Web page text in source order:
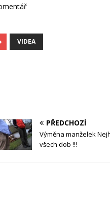
VIDEA
PŘEDCHOZÍ
Výměna manželek
všech dob !!!